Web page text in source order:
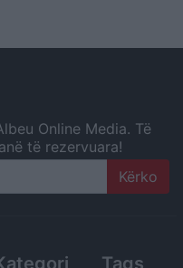
Online Media. Të
të rezervuara!
Tags